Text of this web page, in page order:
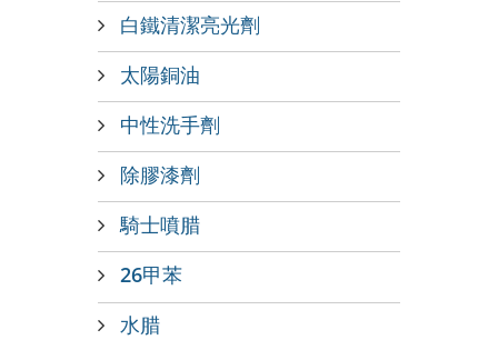
白鐵清潔亮光劑
太陽銅油
中性洗手劑
除膠漆劑
騎士噴腊
26甲苯
水腊